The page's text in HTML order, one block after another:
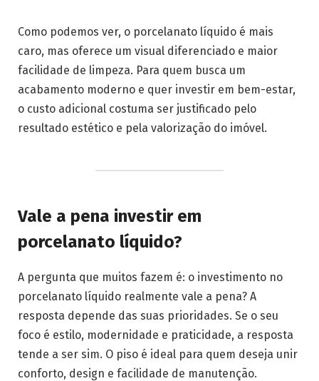
Como podemos ver, o porcelanato líquido é mais
caro, mas oferece um visual diferenciado e maior
facilidade de limpeza. Para quem busca um
acabamento moderno e quer investir em bem-estar,
o custo adicional costuma ser justificado pelo
resultado estético e pela valorização do imóvel.
Vale a pena investir em
porcelanato líquido?
A pergunta que muitos fazem é: o investimento no
porcelanato líquido realmente vale a pena? A
resposta depende das suas prioridades. Se o seu
foco é estilo, modernidade e praticidade, a resposta
tende a ser sim. O piso é ideal para quem deseja unir
conforto, design e facilidade de manutenção.